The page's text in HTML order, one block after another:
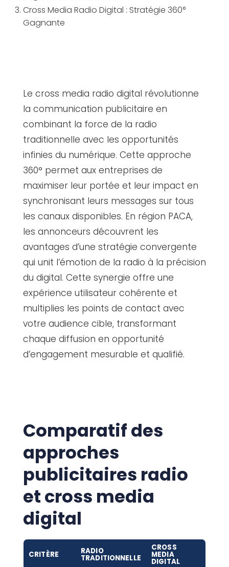
Cross Media Radio Digital : Stratégie 360°
Gagnante
Le cross media radio digital révolutionne
la communication publicitaire en
combinant la force de la radio
traditionnelle avec les opportunités
infinies du numérique. Cette approche
360° permet aux entreprises de
maximiser leur portée et leur impact en
synchronisant leurs messages sur tous
les canaux disponibles. En région PACA,
les annonceurs découvrent les
avantages d’une stratégie convergente
qui unit l’émotion de la radio à la précision
du digital. Cette synergie offre une
expérience utilisateur cohérente et
multiplies les points de contact avec
votre audience cible, transformant
chaque diffusion en opportunité
d’engagement mesurable et qualifié.
Comparatif des
approches
publicitaires radio
et cross media
digital
CRITÈRE RADIO
TRADITIONNELLE
CROSS
MEDIA
DIGITAL